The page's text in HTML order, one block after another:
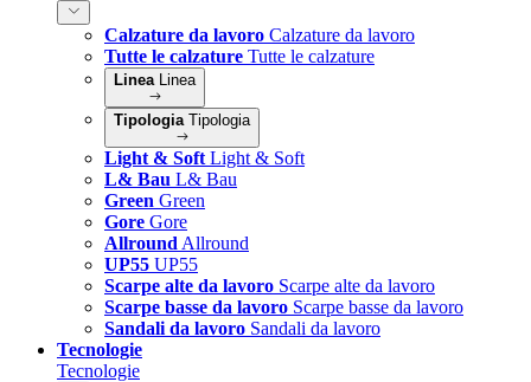
Calzature da lavoro Calzature da lavoro
Tutte le calzature Tutte le calzature
Linea Linea
Tipologia Tipologia
Light & Soft Light & Soft
L& Bau L& Bau
Green Green
Gore Gore
Allround Allround
UP55 UP55
Scarpe alte da lavoro Scarpe alte da lavoro
Scarpe basse da lavoro Scarpe basse da lavoro
Sandali da lavoro Sandali da lavoro
Tecnologie
Tecnologie